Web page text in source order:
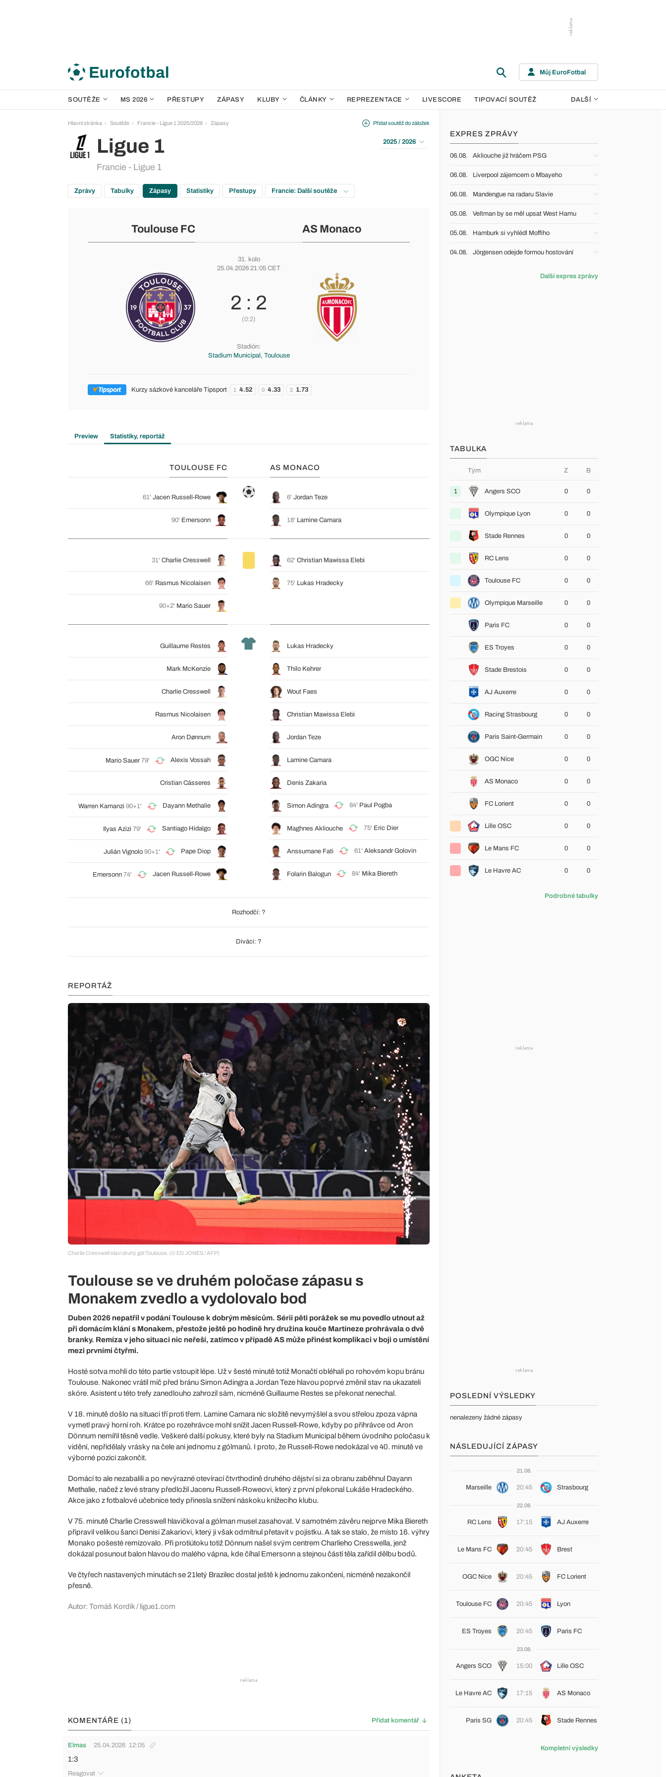
Můj EuroFotbal
SOUTĚŽE MS 2026 PŘESTUPY ZÁPASY KLUBY ČLÁNKY REPREZENTACE LIVESCORE TIPOVACÍ SOUTĚŽ DALŠÍ
Hlavní stránka Soutěže Francie - Ligue 1 2025/2026 Zápasy
Ligue 1
Francie - Ligue 1
Přidat soutěž do záložek
2025 / 2026
Zprávy Tabulky Zápasy Statistiky Přestupy Francie: Další soutěže
Toulouse FC AS Monaco
31. kolo
25.04.2026 21:05 CET
2 : 2
(0:2)
Stadión:
Stadium Municipal, Toulouse
Kurzy sázkové kanceláře Tipsport 1 4.52 0 4.33 2 1.73
Preview Statistiky, reportáž
TOULOUSE FC AS MONACO
61' Jacen Russell-Rowe 6' Jordan Teze
90' Emersonn 18' Lamine Camara
31' Charlie Cresswell 62' Christian Mawissa Elebi
66' Rasmus Nicolaisen 75' Lukas Hradecky
90+2' Mario Sauer
Guillaume Restes Lukas Hradecky
Mark McKenzie Thilo Kehrer
Charlie Cresswell Wout Faes
Rasmus Nicolaisen Christian Mawissa Elebi
Aron Dønnum Jordan Teze
Mario Sauer 79' Alexis Vossah Lamine Camara
Cristian Cásseres Denis Zakaria
Warren Kamanzi 90+1' Dayann Methalie Simon Adingra 84' Paul Pogba
Ilyas Azizi 79' Santiago Hidalgo Maghnes Akliouche 75' Eric Dier
Julián Vignolo 90+1' Pape Diop Anssumane Fati 61' Aleksandr Golovin
Emersonn 74' Jacen Russell-Rowe Folarin Balogun 84' Mika Biereth
Rozhodčí: ?
Diváci: ?
REPORTÁŽ
Charlie Cresswell slaví druhý gól Toulouse. (© ED JONES / AFP)
Toulouse se ve druhém poločase zápasu s
Monakem zvedlo a vydolovalo bod
Duben 2026 nepatřil v podání Toulouse k dobrým měsícům. Sérii pěti porážek se mu povedlo utnout až
při domácím klání s Monakem, přestože ještě po hodině hry družina kouče Martíneze prohrávala o dvě
branky. Remíza v jeho situaci nic neřeší, zatímco v případě AS může přinést komplikaci v boji o umístění
mezi prvními čtyřmi.
Hosté sotva mohli do této partie vstoupit lépe. Už v šesté minutě totiž Monačtí obléhali po rohovém kopu bránu
Toulouse. Nakonec vrátil míč před bránu Simon Adingra a Jordan Teze hlavou poprvé změnil stav na ukazateli
skóre. Asistent u této trefy zanedlouho zahrozil sám, nicméně Guillaume Restes se překonat nenechal.
V 18. minutě došlo na situaci tří proti třem. Lamine Camara nic složitě nevymýšlel a svou střelou zpoza vápna
vymetl pravý horní roh. Krátce po rozehrávce mohl snížit Jacen Russell-Rowe, kdyby po přihrávce od Aron
Dönnum nemířil těsně vedle. Veškeré další pokusy, které byly na Stadium Municipal během úvodního poločasu k
vidění, nepřidělaly vrásky na čele ani jednomu z gólmanů. I proto, že Russell-Rowe nedokázal ve 40. minutě ve
výborné pozici zakončit.
Domácí to ale nezabalili a po nevýrazné otevírací čtvrthodině druhého dějství si za obranu zaběhnul Dayann
Methalie, načež z levé strany předložil Jacenu Russell-Roweovi, který z první překonal Lukáše Hradeckého.
Akce jako z fotbalové učebnice tedy přinesla snížení náskoku knížecího klubu.
V 75. minutě Charlie Cresswell hlavičkoval a gólman musel zasahovat. V samotném závěru nejprve Mika Biereth
připravil velikou šanci Denisi Zakariovi, který ji však odmítnul přetavit v pojistku. A tak se stalo, že místo 16. výhry
Monako pošesté remizovalo. Při protiútoku totiž Dönnum našel svým centrem Charlieho Cresswella, jenž
dokázal posunout balon hlavou do malého vápna, kde číhal Emersonn a stejnou částí těla zařídil dělbu bodů.
Ve čtyřech nastavených minutách se 21letý Brazilec dostal ještě k jednomu zakončení, nicméně nezakončil
přesně.
Autor: Tomáš Kordík / ligue1.com
KOMENTÁŘE (1) Přidat komentář
Elmas 25.04.2026 12:05
1:3
Reagovat
EXPRES ZPRÁVY
06.08. Akliouche již hráčem PSG
06.08. Liverpool zájemcem o Mbayeho
06.08. Mandengue na radaru Slavie
05.08. Veltman by se měl upsat West Hamu
05.08. Hamburk si vyhlédl Moffiho
04.08. Jörgensen odejde formou hostování
Další expres zprávy
TABULKA
Tým Z B
1 Angers SCO 0 0
Olympique Lyon 0 0
Stade Rennes 0 0
RC Lens 0 0
Toulouse FC 0 0
Olympique Marseille 0 0
Paris FC 0 0
ES Troyes 0 0
Stade Brestois 0 0
AJ Auxerre 0 0
Racing Strasbourg 0 0
Paris Saint-Germain 0 0
OGC Nice 0 0
AS Monaco 0 0
FC Lorient 0 0
Lille OSC 0 0
Le Mans FC 0 0
Le Havre AC 0 0
Podrobné tabulky
POSLEDNÍ VÝSLEDKY
nenalezeny žádné zápasy
NÁSLEDUJÍCÍ ZÁPASY
21.08.
Marseille 20:45 Strasbourg
22.08.
RC Lens 17:15 AJ Auxerre
Le Mans FC 20:45 Brest
OGC Nice 20:45 FC Lorient
Toulouse FC 20:45 Lyon
ES Troyes 20:45 Paris FC
23.08.
Angers SCO 15:00 Lille OSC
Le Havre AC 17:15 AS Monaco
Paris SG 20:45 Stade Rennes
Kompletní výsledky